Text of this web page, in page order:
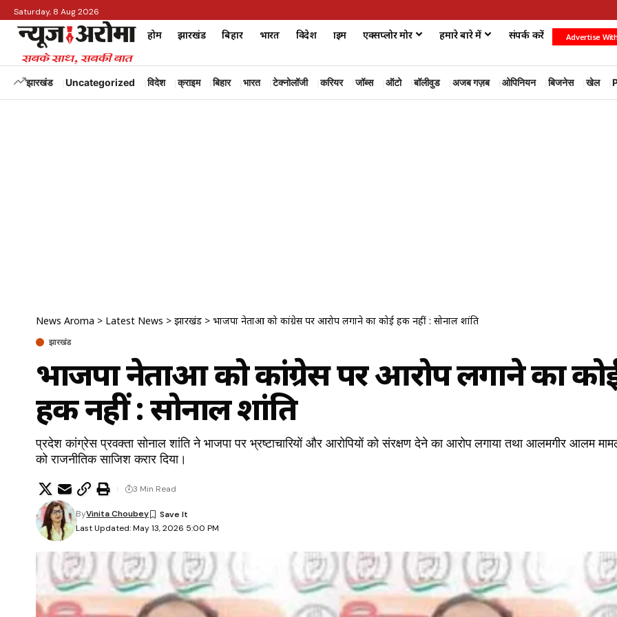
Saturday, 8 Aug 2026
होम झारखंड बिहार भारत विदेश क्राइम एक्सप्लोर मोर हमारे बारे में संपर्क करें Advertise
झारखंड Uncategorized विदेश क्राइम बिहार भारत टेक्नोलॉजी करियर जॉब्स ऑटो बॉलीवुड अजब गज़ब ओपिनियन बिजनेस खेल
News Aroma > Latest News > झारखंड > भाजपा नेताओं को कांग्रेस पर आरोप लगाने का कोई हक नहीं : सोनाल शांति
झारखंड
भाजपा नेताओं को कांग्रेस पर आरोप लगाने का
हक नहीं : सोनाल शांति
प्रदेश कांग्रेस प्रवक्ता सोनाल शांति ने भाजपा पर भ्रष्टाचारियों और आरोपियों को संरक्षण देने का आरोप लगाया तथा आलमगीर आलम
को राजनीतिक साजिश करार दिया।
Last Updated: May 13, 2026 5:00 PM
ByVinita Choubey
3 Min Read